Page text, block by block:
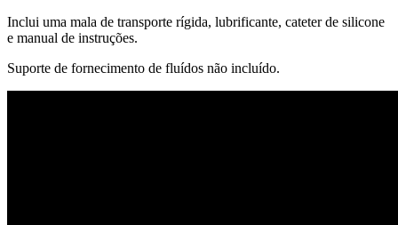
Inclui uma mala de transporte rígida, lubrificante, cateter de silicone
e manual de instruções.
Suporte de fornecimento de fluídos não incluído.